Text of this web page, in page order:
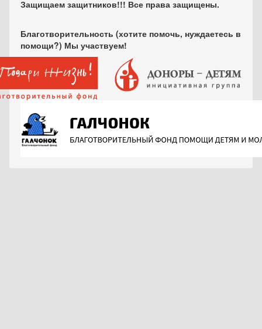
Защищаем защитников!!! Все права защищены.
Благотворительность (хотите помочь, нуждаетесь в
помощи?) Мы участвуем!